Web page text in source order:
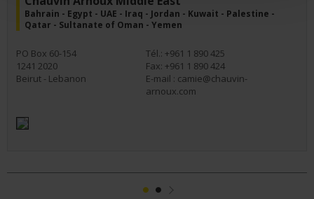
Bahrain - Egypt - UAE - Iraq - Jordan - Kuwait - Palestine -
Qatar - Sultanate of Oman - Yemen
PO Box 60-154
1241 2020
Beirut - Lebanon
Tél.: +961 1 890 425
Fax: +961 1 890 424
E-mail : camie@chauvin-
arnoux.com